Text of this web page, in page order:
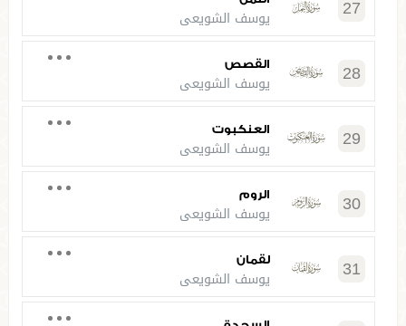
27 يوسف الشويعي
28 القصص
يوسف الشويعي
29 العنكبوت
يوسف الشويعي
30 الروم
يوسف الشويعي
31 لقمان
يوسف الشويعي